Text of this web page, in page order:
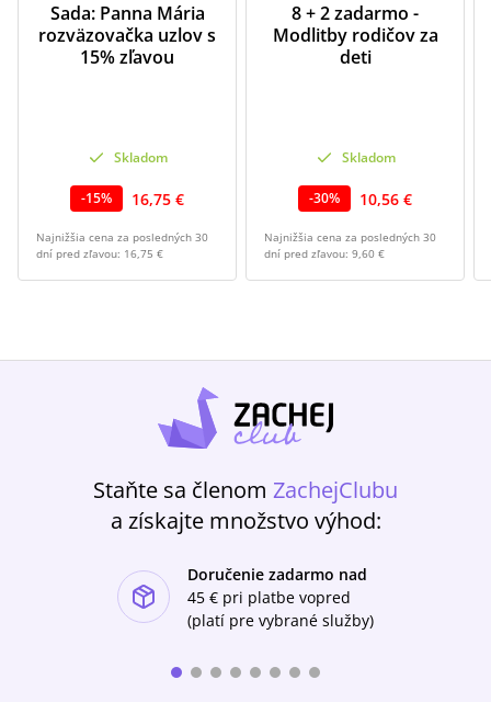
Sada: Panna Mária
rozväzovačka uzlov s
15% zľavou
Skladom
-15% 16,75 €
Najnižšia cena za posledných 30
dní pred zľavou: 16,75 €
8 + 2 zadarmo -
Modlitby rodičov za
deti
Skladom
-30% 10,56 €
Najnižšia cena za posledných 30
dní pred zľavou: 9,60 €
Staňte sa členom ZachejClubu
a získajte množstvo výhod:
Doručenie zadarmo nad
45 € pri platbe vopred
(platí pre vybrané služby)